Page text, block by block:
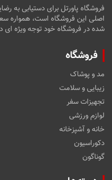
فروشگاه پاورتل برای دستیابی به
اصلی این فروشگاه است، همواره
شده در فروشگاه خود توجه ویژه ای
فروشگاه
مد و پوشاک
زیبایی و سلامت
تجهیزات سفر
لوازم ورزشی
خانه و آشپزخانه
دکوراسیون
گوناگون